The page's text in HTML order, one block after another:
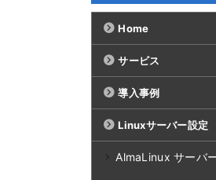
Home
サービス
導入事例
Linuxサーバー設定
AlmaLinux サーバ